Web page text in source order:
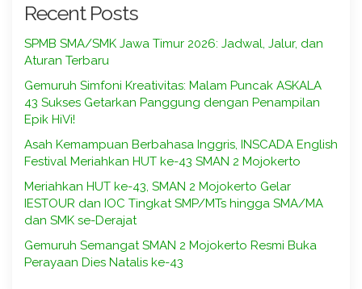
Recent Posts
SPMB SMA/SMK Jawa Timur 2026: Jadwal, Jalur, dan
Aturan Terbaru
Gemuruh Simfoni Kreativitas: Malam Puncak ASKALA
43 Sukses Getarkan Panggung dengan Penampilan
Epik HiVi!
Asah Kemampuan Berbahasa Inggris, INSCADA English
Festival Meriahkan HUT ke-43 SMAN 2 Mojokerto
Meriahkan HUT ke-43, SMAN 2 Mojokerto Gelar
IESTOUR dan IOC Tingkat SMP/MTs hingga SMA/MA
dan SMK se-Derajat
Gemuruh Semangat SMAN 2 Mojokerto Resmi Buka
Perayaan Dies Natalis ke-43